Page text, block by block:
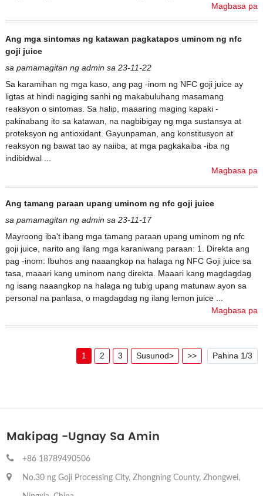
Magbasa pa
Ang mga sintomas ng katawan pagkatapos uminom ng nfc
goji juice
sa pamamagitan ng admin sa 23-11-22
Sa karamihan ng mga kaso, ang pag -inom ng NFC goji juice ay
ligtas at hindi nagiging sanhi ng makabuluhang masamang
reaksyon o sintomas. Sa halip, maaaring maging kapaki -
pakinabang ito sa katawan, na nagbibigay ng mga sustansya at
proteksyon ng antioxidant. Gayunpaman, ang konstitusyon at
reaksyon ng bawat tao ay naiiba, at mga pagkakaiba -iba ng
indibidwal ...
Magbasa pa
Ang tamang paraan upang uminom ng nfc goji juice
sa pamamagitan ng admin sa 23-11-17
Mayroong iba't ibang mga tamang paraan upang uminom ng nfc
goji juice, narito ang ilang mga karaniwang paraan: 1. Direkta ang
pag -inom: Ibuhos ang naaangkop na halaga ng NFC Goji juice sa
tasa, maaari kang uminom nang direkta. Maaari kang magdagdag
ng isang naaangkop na halaga ng tubig upang matunaw ayon sa
personal na panlasa, o magdagdag ng ilang lemon juice ...
Magbasa pa
1 2 3 Susunod> >> Pahina 1/3
Makipag -ugnay Sa Amin
+86 18789490506
No.30 ng Goji Processing City, Zhongning County, Zhongwei,